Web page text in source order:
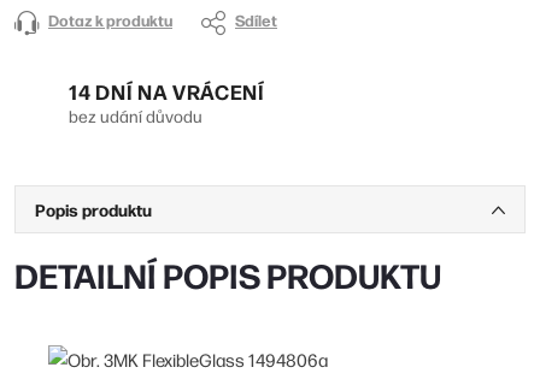
Dotaz k produktu Sdílet
14 DNÍ NA VRÁCENÍ
bez udání důvodu
Popis produktu
DETAILNÍ POPIS PRODUKTU